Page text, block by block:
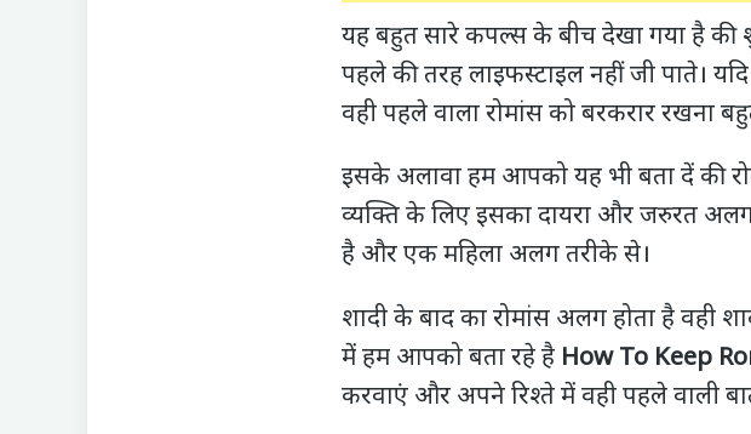
यह बहुत सारे कपल्स के बीच देखा गया है की
पहले की तरह लाइफस्टाइल नहीं जी पाते।
वही पहले वाला रोमांस को बरकरार रखना
इसके अलावा हम आपको यह भी बता दें की
व्यक्ति के लिए इसका दायरा और जरुरत
है और एक महिला अलग तरीके से।
शादी के बाद का रोमांस अलग होता है
में हम आपको बता रहे है How To Keep
करवाएं और अपने रिश्ते में वही पहले वाली